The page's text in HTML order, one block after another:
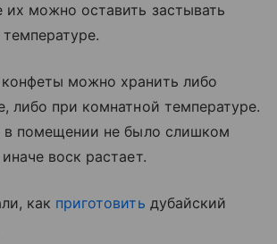
их можно оставить застывать
можно хранить либо
либо при комнатной температуре.
в помещении не было слишком
воск растает.
как приготовить дубайский